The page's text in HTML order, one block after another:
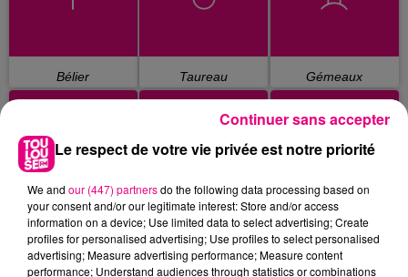
Bélier Taureau Gémeaux
Cancer Lion Vierge
Le respect de votre vie privée est notre priorité
We and our (447) partnersdo the following data processing based on
your consent and/or our legitimate interest: Store and/or access
information on a device; Use limited data to select advertising; Create
profiles for personalised advertising; Use profiles to select personalised
advertising; Measure advertising performance; Measure content
performance; Understand audiences through statistics or combinations
Continuer sans accepter